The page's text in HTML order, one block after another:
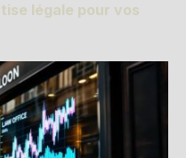
légale pour vos